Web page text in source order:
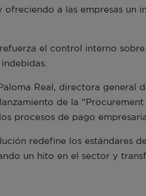
ofreciendo a las empresas un
el control interno
Real, directora general
de la
procesos de pago
redefine los estándares
un hito en el sector y